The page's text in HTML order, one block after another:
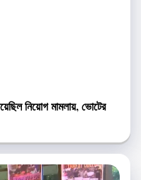
নিয়োগ মামলায়, ভোটের